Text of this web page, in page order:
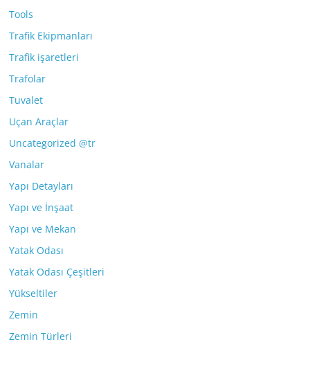
Tools
Trafik Ekipmanları
Trafik işaretleri
Trafolar
Tuvalet
Uçan Araçlar
Uncategorized @tr
Vanalar
Yapı Detayları
Yapı ve İnşaat
Yapı ve Mekan
Yatak Odası
Yatak Odası Çeşitleri
Yükseltiler
Zemin
Zemin Türleri